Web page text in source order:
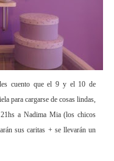
cuento que el 9 y el 10 de
para cargarse de cosas lindas,
a Nadima Mia (los chicos
sus caritas + se llevarán un